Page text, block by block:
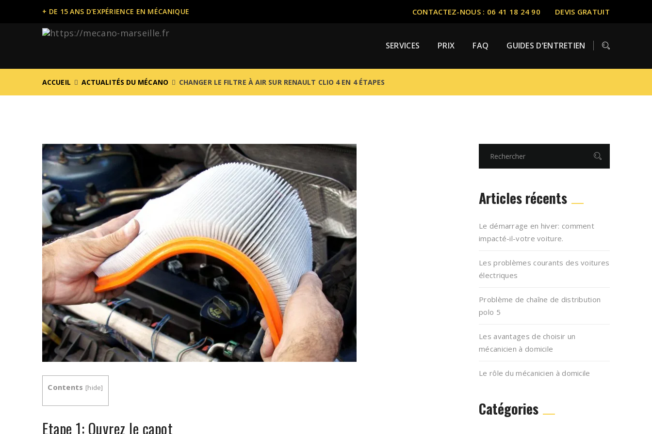
+ DE 15 ANS D'EXPÉRIENCE EN MÉCANIQUE CONTACTEZ-NOUS : 06 41 18 24 90 DEVIS GRATUIT
SERVICES PRIX FAQ GUIDES D’ENTRETIEN
ACCUEIL ACTUALITÉS DU MÉCANO CHANGER LE FILTRE À AIR SUR RENAULT CLIO 4 EN 4 ÉTAPES
Contents [hide]
Etape 1: Ouvrez le capot
Articles récents
Le démarrage en hiver: comment
impacté-il-votre voiture.
Les problèmes courants des voitures
électriques
Problème de chaîne de distribution
polo 5
Les avantages de choisir un
mécanicien à domicile
Le rôle du mécanicien à domicile
Catégories